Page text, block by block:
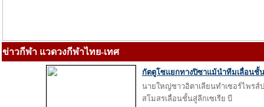
ข่าวกีฬา แวดวงกีฬาไทย-เทศ
กัตตูโซแยกทางปิซาแม้นำทีมเลื่อนชั้น
นายใหญ่ชาวอิตาเลียนทำเซอร์ไพร
สโมสรเลื่อนชั้นสู่ลีกเซเรีย บี